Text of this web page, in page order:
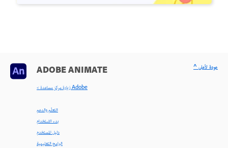
ADOBE ANIMATE
< زيارة مركز مساعدة Adobe
التعلّم والدعم
بدء الاستخدام
دليل المستخدم
البرامج التعليمية
^ عودة لأعلى